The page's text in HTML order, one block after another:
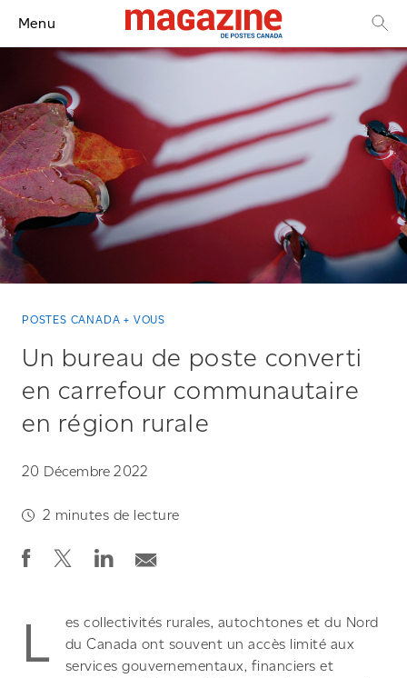
Menu
POSTES CANADA + VOUS
Un bureau de poste converti
en carrefour communautaire
en région rurale
20 Décembre 2022
2 minutes de lecture
L
es collectivités rurales, autochtones et du Nord
du Canada ont souvent un accès limité aux
services gouvernementaux, financiers et